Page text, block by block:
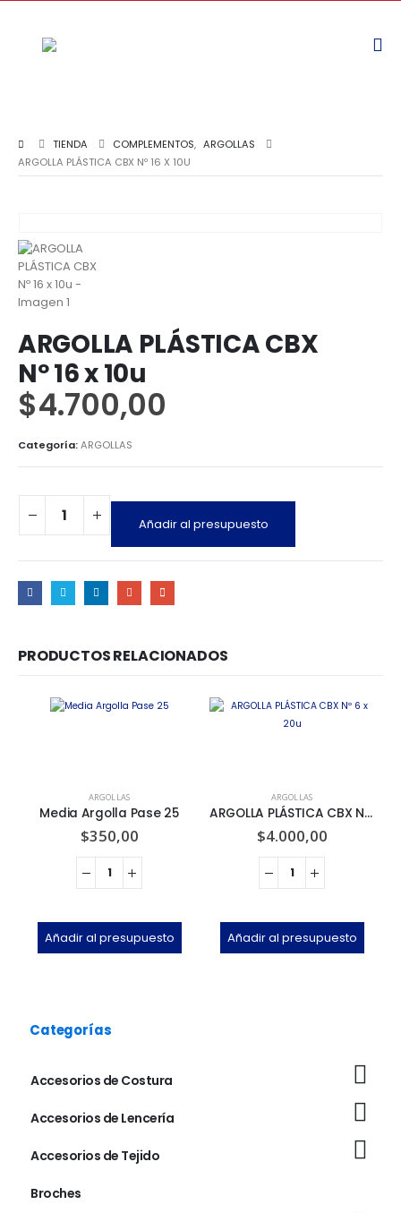
TIENDA COMPLEMENTOS, ARGOLLAS
ARGOLLA PLÁSTICA CBX Nº 16 X 10U
ARGOLLA PLÁSTICA CBX
Nº 16 x 10u
$4.700,00
Categoría:ARGOLLAS
Añadir al presupuesto
PRODUCTOS RELACIONADOS
ARGOLLAS
Media Argolla Pase 25
$350,00
Añadir al presupuesto
ARGOLLAS
ARGOLLA PLÁSTICA CBX Nº 6 x 20u
$4.000,00
Añadir al presupuesto
Categorías
Accesorios de Costura
Accesorios de Lencería
Accesorios de Tejido
Broches